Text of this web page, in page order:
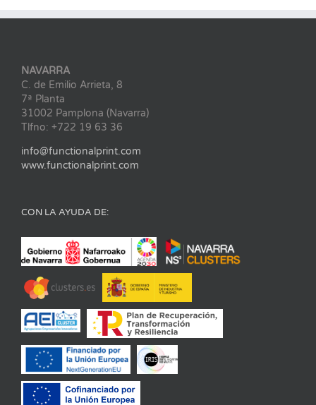
NAVARRA
C. de Emilio Arrieta, 8
7ª Planta
31002 Pamplona (Navarra)
Tlfno: +722 19 63 36
info@functionalprint.com
www.functionalprint.com
CON LA AYUDA DE: